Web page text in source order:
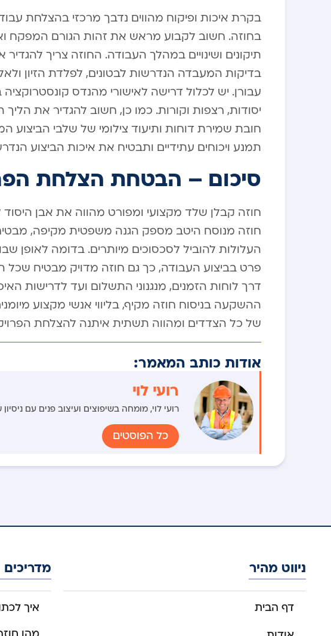
בקרת איכות ופיקוח מהווים נדבך מרכזי בהצלחת
בחוזה. חשוב לקבוע מראש את זהות הגורם המפקח
תיקונים ושינויים במהלך העבודה. החוזה צריך
בדיקות המעבדה הנדרשות לבטונים, לפלדת הזיון
עבורן. יש לכלול דרישה לאישורי מהנדס
יסודות, רצפות וקורות. כמו כן, חשוב להגדיר את
חובת שמירת דוחות ותיעוד צילומי של שלבי הביצוע
תמנע ויכוחים עתידיים ותבטיח את איכות הביצוע
סיכום – הבטחת הצלחת
חוזה קבלן שלד מקצועי ומפורט מהווה את אבן היסוד
חוזה מנוסח היטב מספק הגנה משפטית מקיפה,
העלולות להוביל לסכסוכים מיותרים. בדומה לאופן שבו
פרט בביצוע העבודה, כך גם חוזה מדויק מבטיח
דרך לוחות הזמנים, מנגנוני התשלום ועד לדרישות
ההשקעה בניסוח חוזה מקיף, בליווי אנשי מקצוע
של כל הצדדים ומהווה תשתית איתנה להצלחת
אודות כותב המאמר:
רועי לוי
רועי לוי, מומחה בשיפוצים ועיצוב פנים עם ניסיון של מעל 15
כל הפוסטים
ניווט מהיר
דף הבית
מדריכים
איך